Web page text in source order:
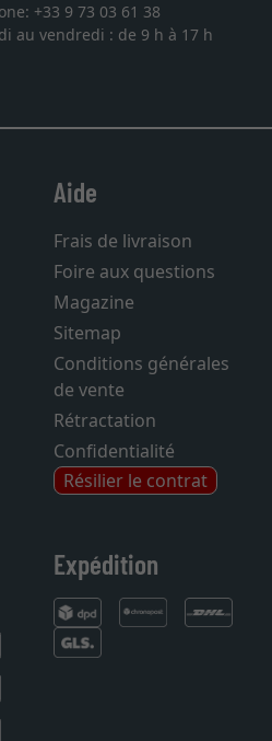
+33 9 73 03 61 38
au vendredi : de 9 h à 17 h
Aide
Frais de livraison
Foire aux questions
Magazine
Sitemap
Conditions générales
de vente
Rétractation
Confidentialité
Résilier le contrat
Expédition